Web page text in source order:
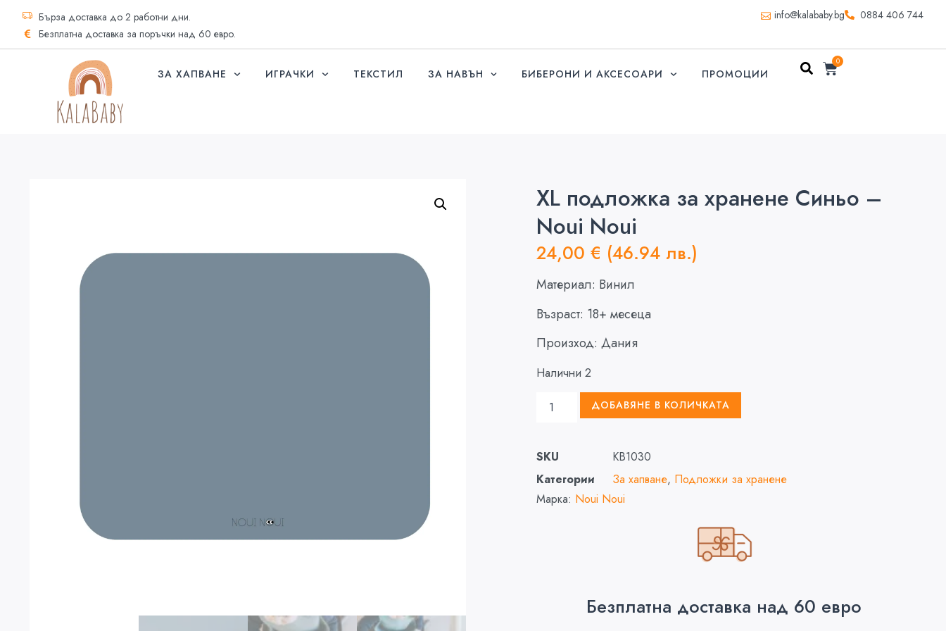
Бърза доставка до 2 работни дни.
Безплатна доставка за поръчки над 60 евро.
info@kalababy.bg 0884 406 744
ЗА ХАПВАНЕ ИГРАЧКИ ТЕКСТИЛ ЗА НАВЪН БИБЕРОНИ И АКСЕСОАРИ ПРОМОЦИИ
0
XL подложка за хранене Синьо –
Noui Noui
24,00 € (46.94 лв.)
Материал: Винил
Възраст: 18+ месеца
Произход: Дания
Налични 2
ДОБАВЯНЕ В КОЛИЧКАТА
SKU
KB1030
Категории
За хапване, Подложки за хранене
Марка: Noui Noui
Безплатна доставка над 60 евро